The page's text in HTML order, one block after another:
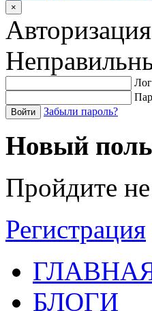
×
Авторизация
Войти Забыли пароль?
Новый
Пройдите
Регистрация
БЛОГИ